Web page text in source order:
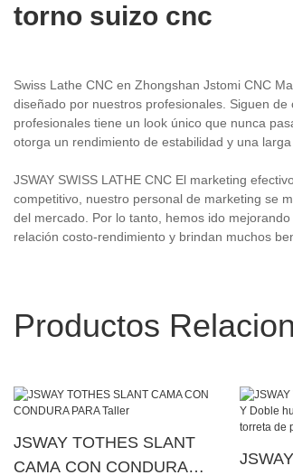
torno suizo cnc
Swiss Lathe CNC en Zhongshan Jstomi CNC
diseñado por nuestros profesionales. Siguen
profesionales tiene un look único que nunca
otorga un rendimiento de estabilidad y una larga
JSWAY SWISS LATHE CNC El marketing
competitivo, nuestro personal de marketing se
del mercado. Por lo tanto, hemos ido
relación costo-rendimiento y brindan muchos
Productos
JSWAY TOTHES SLANT
CAMA CON CONDURA